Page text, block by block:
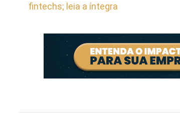
fintechs; leia a íntegra